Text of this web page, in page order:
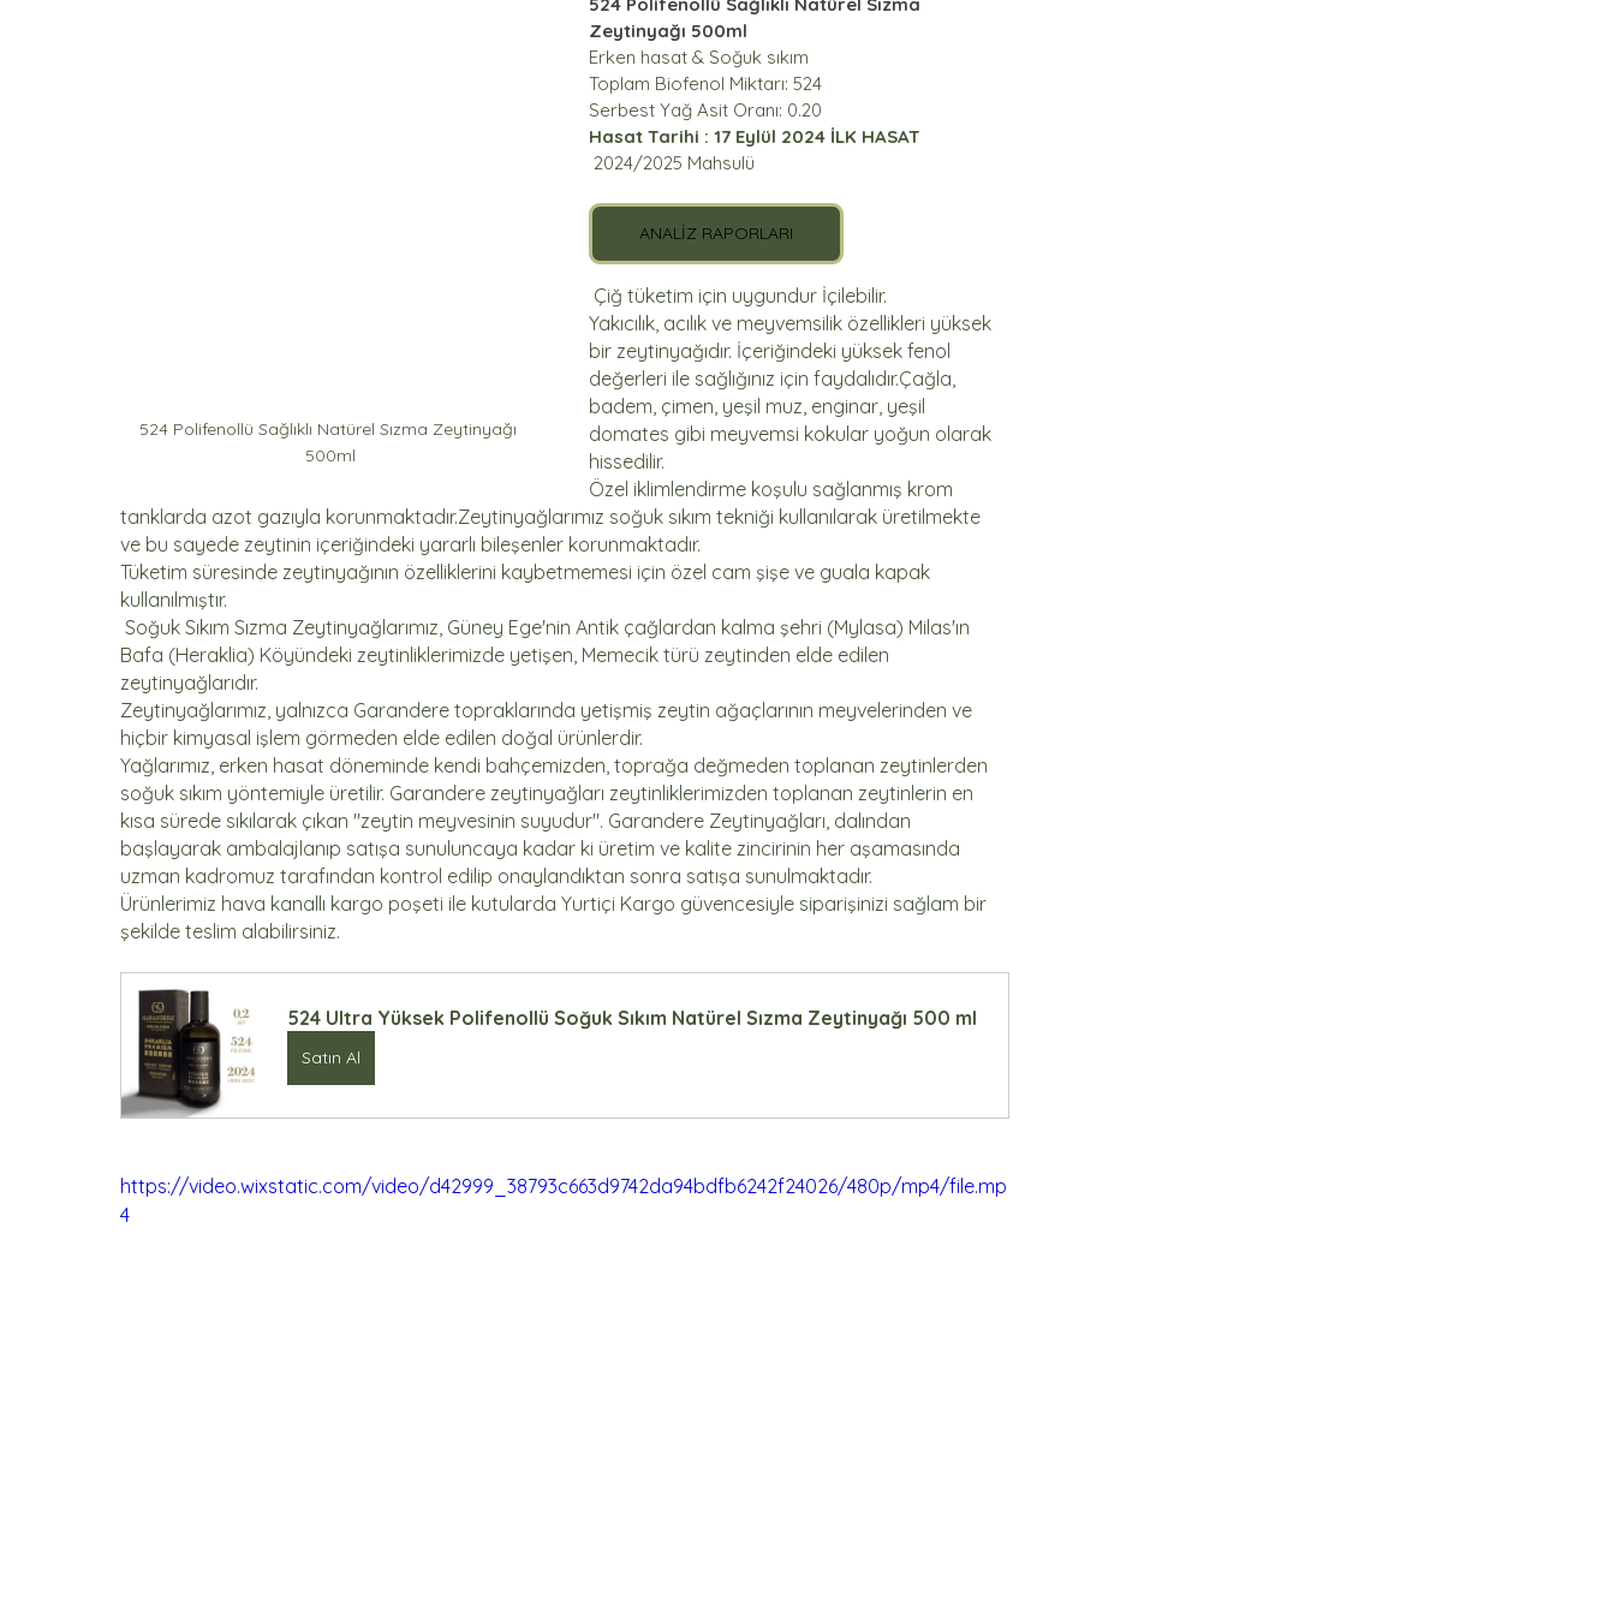
524 Polifenollü Sağlıklı Natürel Sızma Zeytinyağı
500ml
Zeytinyağı 500ml
Erken hasat & Soğuk sıkım
Toplam Biofenol Miktarı: 524
Serbest Yağ Asit Oranı: 0.20
Hasat Tarihi : 17 Eylül 2024 İLK HASAT
2024/2025 Mahsulü
ANALİZ RAPORLARI
Çiğ tüketim için uygundur İçilebilir.
Yakıcılık, acılık ve meyvemsilik özellikleri yüksek
bir zeytinyağıdır. İçeriğindeki yüksek fenol
değerleri ile sağlığınız için faydalıdır.Çağla,
badem, çimen, yeşil muz, enginar, yeşil
domates gibi meyvemsi kokular yoğun olarak
hissedilir.
Özel iklimlendirme koşulu sağlanmış krom
tanklarda azot gazıyla korunmaktadır.Zeytinyağlarımız soğuk sıkım tekniği kullanılarak üretilmekte
ve bu sayede zeytinin içeriğindeki yararlı bileşenler korunmaktadır.
Tüketim süresinde zeytinyağının özelliklerini kaybetmemesi için özel cam şişe ve guala kapak
kullanılmıştır.
Soğuk Sıkım Sızma Zeytinyağlarımız, Güney Ege'nin Antik çağlardan kalma şehri (Mylasa) Milas'ın
Bafa (Heraklia) Köyündeki zeytinliklerimizde yetişen, Memecik türü zeytinden elde edilen
zeytinyağlarıdır.
Zeytinyağlarımız, yalnızca Garandere topraklarında yetişmiş zeytin ağaçlarının meyvelerinden ve
hiçbir kimyasal işlem görmeden elde edilen doğal ürünlerdir.
Yağlarımız, erken hasat döneminde kendi bahçemizden, toprağa değmeden toplanan zeytinlerden
soğuk sıkım yöntemiyle üretilir. Garandere zeytinyağları zeytinliklerimizden toplanan zeytinlerin en
kısa sürede sıkılarak çıkan "zeytin meyvesinin suyudur". Garandere Zeytinyağları, dalından
başlayarak ambalajlanıp satışa sunuluncaya kadar ki üretim ve kalite zincirinin her aşamasında
uzman kadromuz tarafından kontrol edilip onaylandıktan sonra satışa sunulmaktadır.
Ürünlerimiz hava kanallı kargo poşeti ile kutularda Yurtiçi Kargo güvencesiyle siparişinizi sağlam bir
şekilde teslim alabilirsiniz.
524 Ultra Yüksek Polifenollü Soğuk Sıkım Natürel Sızma Zeytinyağı 500 ml
Satın Al
https://video.wixstatic.com/video/d42999_38793c663d9742da94bdfb6242f24026/480p/mp4/file.mp
4